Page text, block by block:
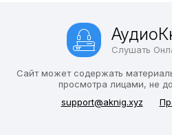
Слушать
Сайт может содержать
просмотра лицами, не
support@aknig.xyz